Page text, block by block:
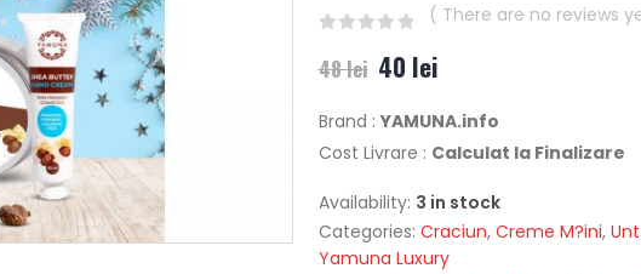
( There are no reviews
48lei 40 lei
Brand : YAMUNA.info
Cost Livrare : Calculat la Finalizare
Availability: 3 in stock
Categories: Craciun, Creme M?ini,
Yamuna Luxury